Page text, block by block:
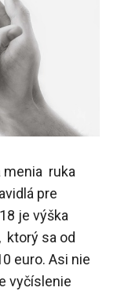
menia ruka
pre
je výška
ktorý sa od
euro. Asi nie
vyčíslenie